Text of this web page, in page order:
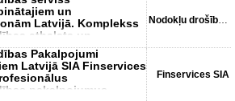
un
Latvijā. Komplekss
atbalsts un
Nodokļu drošības centrs
Pakalpojumi
Latvijā SIA Finservices
pakalpojumus
Finservices SIA